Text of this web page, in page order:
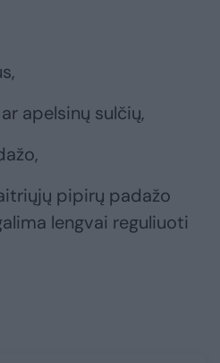
apelsinų sulčių,
pipirų padažo
lengvai reguliuoti